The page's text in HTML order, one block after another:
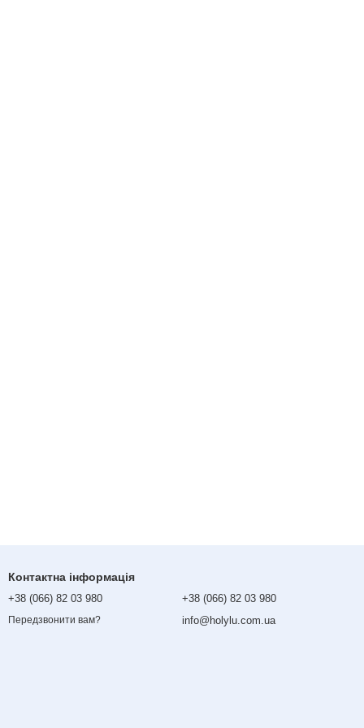
Контактна інформація
+38 (066) 82 03 980
Передзвонити вам?
+38 (066) 82 03 980
info@holylu.com.ua